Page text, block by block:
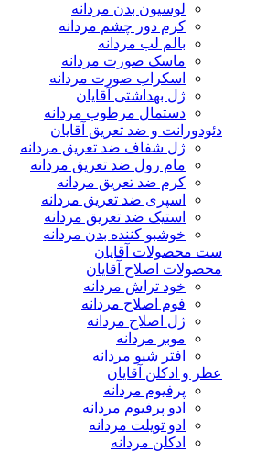
لوسیون بدن مردانه
کرم دور چشم مردانه
بالم لب مردانه
ماسک صورت مردانه
اسکراب صورت مردانه
ژل بهداشتی آقایان
دستمال مرطوب مردانه
دئودورانت و ضد تعریق آقایان
ژل شفاف ضد تعریق مردانه
مام رول ضد تعریق مردانه
کرم ضد تعریق مردانه
اسپری ضد تعریق مردانه
استیک ضد تعریق مردانه
خوشبو کننده بدن مردانه
ست محصولات آقایان
محصولات اصلاح آقایان
خود تراش مردانه
فوم اصلاح مردانه
ژل اصلاح مردانه
موبر مردانه
افتر شیو مردانه
عطر و ادکلن آقایان
پرفیوم مردانه
ادو پرفیوم مردانه
ادو تویلت مردانه
ادکلن مردانه